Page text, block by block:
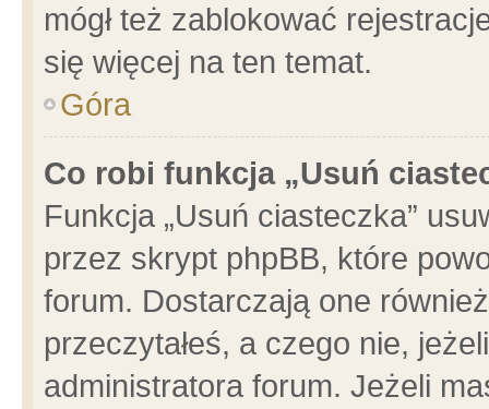
mógł też zablokować
się więcej na ten temat.
Góra
Co robi funkcja „Usuń
Funkcja „Usuń ciasteczka”
przez skrypt phpBB, które
forum. Dostarczają one
przeczytałeś, a czego nie,
administratora forum. Jeżeli